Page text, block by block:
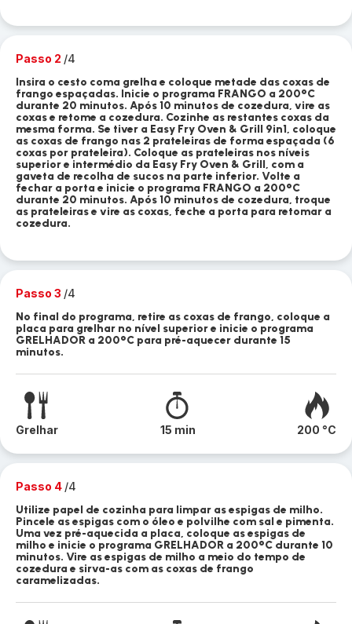
Passo 2 /4
Insira o cesto coma grelha e coloque metade das coxas de
frango espaçadas. Inicie o programa FRANGO a 200°C
durante 20 minutos. Após 10 minutos de cozedura, vire as
coxas e retome a cozedura. Cozinhe as restantes coxas da
mesma forma. Se tiver a Easy Fry Oven & Grill 9in1, coloque
as coxas de frango nas 2 prateleiras de forma espaçada (6
coxas por prateleira). Coloque as prateleiras nos níveis
superior e intermédio da Easy Fry Oven & Grill, com a
gaveta de recolha de sucos na parte inferior. Volte a
fechar a porta e inicie o programa FRANGO a 200°C
durante 20 minutos. Após 10 minutos de cozedura, troque
as prateleiras e vire as coxas, feche a porta para retomar a
cozedura.
Passo 3 /4
No final do programa, retire as coxas de frango, coloque a
placa para grelhar no nível superior e inicie o programa
GRELHADOR a 200°C para pré-aquecer durante 15
minutos.
Grelhar 15 min 200 °C
Passo 4 /4
Utilize papel de cozinha para limpar as espigas de milho.
Pincele as espigas com o óleo e polvilhe com sal e pimenta.
Uma vez pré-aquecida a placa, coloque as espigas de
milho e inicie o programa GRELHADOR a 200°C durante 10
minutos. Vire as espigas de milho a meio do tempo de
cozedura e sirva-as com as coxas de frango
caramelizadas.